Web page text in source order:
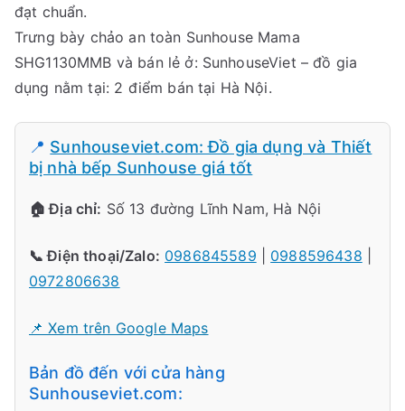
đạt chuẩn.
Trưng bày chảo an toàn Sunhouse Mama
SHG1130MMB và bán lẻ ở: SunhouseViet – đồ gia
dụng nằm tại: 2 điểm bán tại Hà Nội.
📍 Sunhouseviet.com: Đồ gia dụng và Thiết
bị nhà bếp Sunhouse giá tốt
🏠 Địa chỉ: Số 13 đường Lĩnh Nam, Hà Nội
📞 Điện thoại/Zalo: 0986845589 0988596438
0972806638
📌 Xem trên Google Maps
Bản đồ đến với cửa hàng
Sunhouseviet.com: